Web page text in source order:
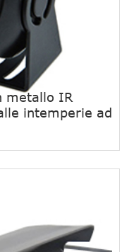
metallo IR
intemperie ad